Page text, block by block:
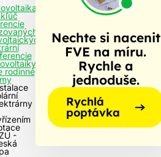
rodinné
-
Nechte si nacenit
FVE na míru.
Rychle a
jednoduše.
Rychlá
poptávka